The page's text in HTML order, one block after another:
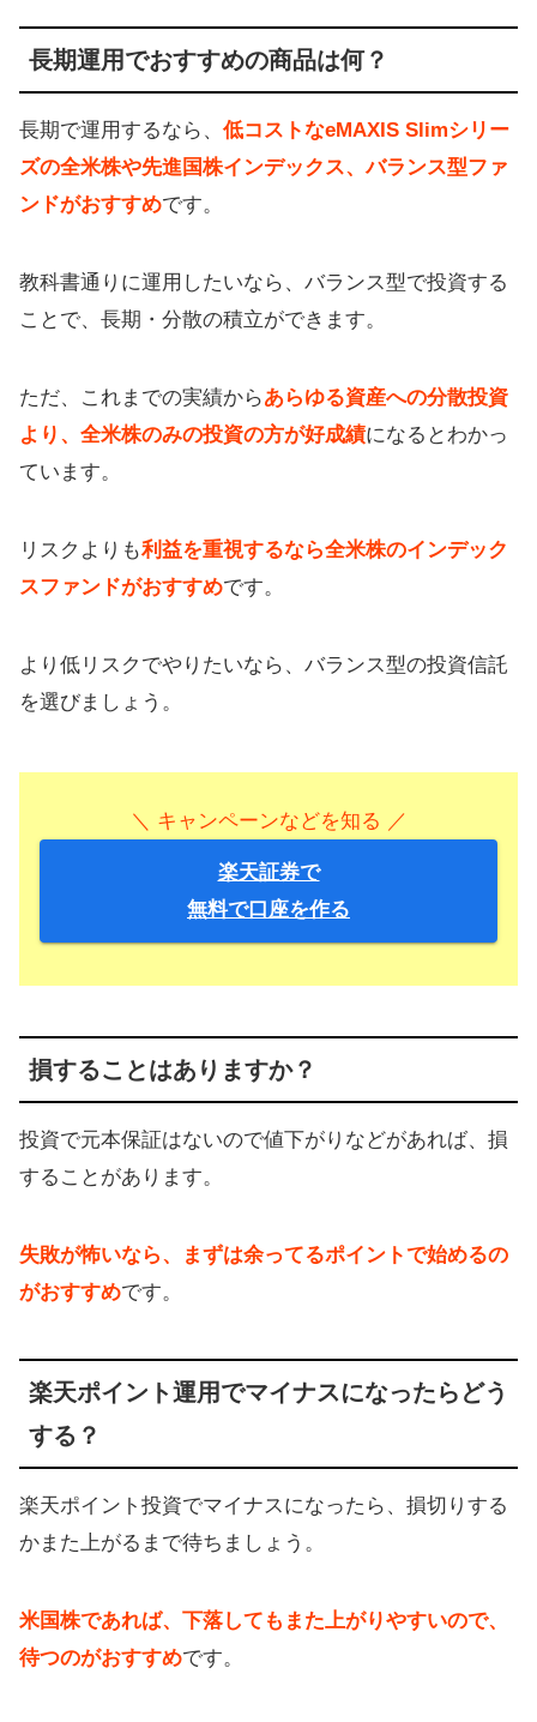
長期運用でおすすめの商品は何？
長期で運用するなら、 低コストなeMAXIS Slimシリー
ズの全米株や先進国株インデックス、バランス型ファ
ンドがおすすめです。
教科書通りに運用したいなら、バランス型で投資する
ことで、長期・分散の積立ができます。
ただ、これまでの実績からあらゆる資産への分散投資
より、全米株のみの投資の方が好成績になるとわかっ
ています。
リスクよりも利益を重視するなら全米株のインデック
スファンドがおすすめです。
より低リスクでやりたいなら、バランス型の投資信託
を選びましょう。
＼ キャンペーンなどを知る ／
楽天証券で
無料で口座を作る
損することはありますか？
投資で元本保証はないので値下がりなどがあれば、損
することがあります。
失敗が怖いなら、まずは余ってるポイントで始めるの
がおすすめです。
楽天ポイント運用でマイナスになったらどう
する？
楽天ポイント投資でマイナスになったら、損切りする
かまた上がるまで待ちましょう。
米国株であれば、下落してもまた上がりやすいので、
待つのがおすすめです。